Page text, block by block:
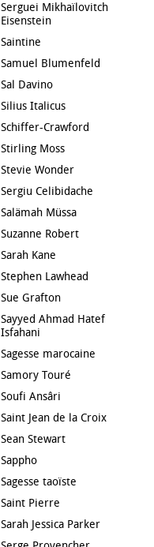
Serguei Mikhaïlovitch
Eisenstein
Saintine
Samuel Blumenfeld
Sal Davino
Silius Italicus
Schiffer-Crawford
Stirling Moss
Stevie Wonder
Sergiu Celibidache
Salämah Müssa
Suzanne Robert
Sarah Kane
Stephen Lawhead
Sue Grafton
Sayyed Ahmad Hatef
Isfahani
Sagesse marocaine
Samory Touré
Soufi Ansâri
Saint Jean de la Croix
Sean Stewart
Sappho
Sagesse taoïste
Saint Pierre
Sarah Jessica Parker